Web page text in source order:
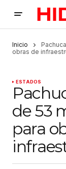
Inicio
obras de
ESTADOS
de 53
para